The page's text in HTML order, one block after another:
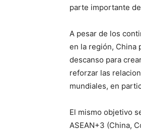
parte importante
A pesar de los
en la región, China
descanso para
reforzar las
mundiales, en
El mismo objetivo
ASEAN+3 (China,